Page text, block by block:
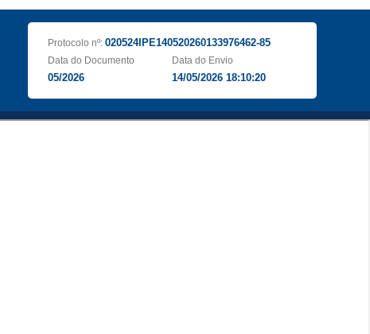
Protocolo nº: 020524IPE140520260133976462-85
Data do Documento
05/2026
Data do Envio
14/05/2026 18:10:20